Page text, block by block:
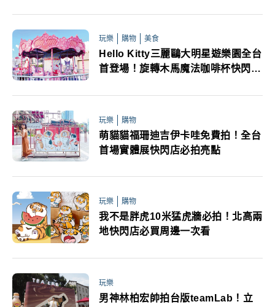
玩樂 購物 美食
Hello Kitty三麗鷗大明星遊樂園全台
首登場！旋轉木馬魔法咖啡杯快閃店
玩樂 購物
萌貓貓福珊迪吉伊卡哇免費拍！全台
首場實體展快閃店必拍亮點
玩樂 購物
我不是胖虎10米猛虎牆必拍！北高兩
地快閃店必買周邊一次看
玩樂
男神林柏宏帥拍台版teamLab！立